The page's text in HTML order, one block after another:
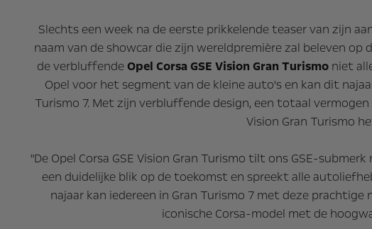
Slechts een week na de eerste prikkelende teaser van zijn
naam van de showcar die zijn wereldpremière zal beleven op
de verbluffendeOpel Corsa GSE Vision Gran Turismo niet
Opel voor het segment van de kleine auto's en kan dit
Turismo 7. Met zijn verbluffende design, een totaal
Vision Gran Turismo
"De Opel Corsa GSE Vision Gran Turismo tilt ons GSE-
een duidelijke blik op de toekomst en spreekt alle
najaar kan iedereen in Gran Turismo 7 met deze
iconische Corsa-model met de